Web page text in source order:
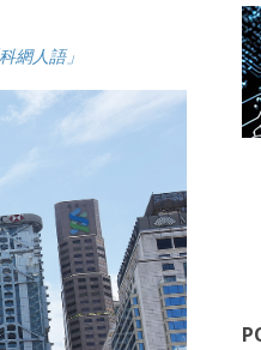
網人語」
員
業懶人包），直達